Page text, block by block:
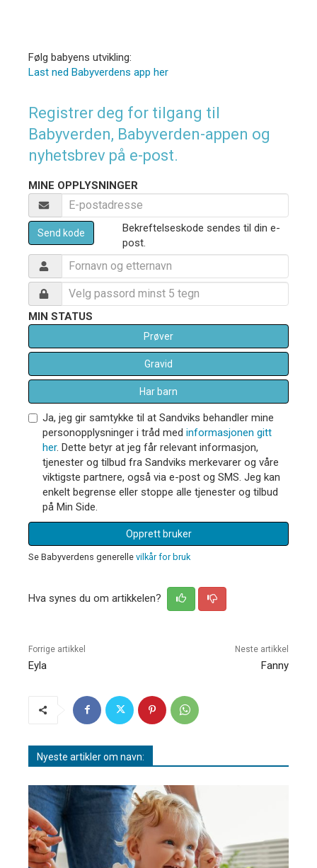
Følg babyens utvikling:
Last ned Babyverdens app her
Registrer deg for tilgang til
Babyverden, Babyverden-appen og
nyhetsbrev på e-post.
MINE OPPLYSNINGER
Send kode
Bekreftelseskode sendes til din e-
post.
MIN STATUS
Prøver
Gravid
Har barn
Ja, jeg gir samtykke til at Sandviks behandler mine
personopplysninger i tråd med informasjonen gitt
her. Dette betyr at jeg får relevant informasjon,
tjenester og tilbud fra Sandviks merkevarer og våre
viktigste partnere, også via e-post og SMS. Jeg kan
enkelt begrense eller stoppe alle tjenester og tilbud
på Min Side.
Opprett bruker
Se Babyverdens generelle vilkår for bruk
Hva synes du om artikkelen?
Forrige artikkel
Eyla
Neste artikkel
Fanny
Nyeste artikler om navn: